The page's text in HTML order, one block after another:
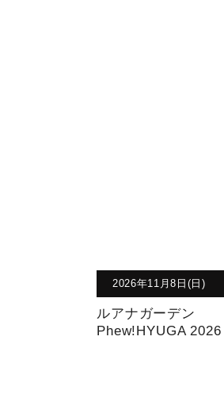
2026年11月8日(日)
ルアナガーデン
Phew!HYUGA 2026